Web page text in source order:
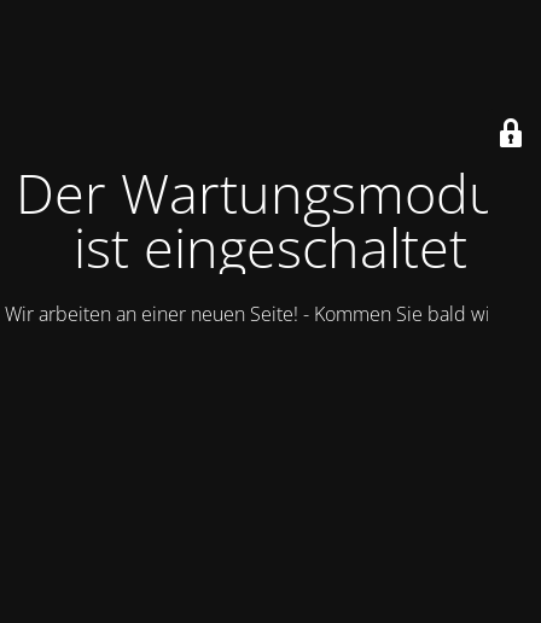
Der Wartungsmodus
ist eingeschaltet
Wir arbeiten an einer neuen Seite! - Kommen Sie bald wieder.